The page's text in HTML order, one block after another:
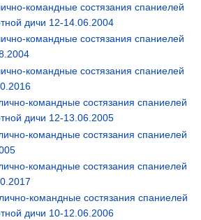
командные состязания спаниелей
дичи 12-14.06.2004
командные состязания спаниелей
командные состязания спаниелей
командные состязания спаниелей
дичи 12-13.06.2005
командные состязания спаниелей
командные состязания спаниелей
командные состязания спаниелей
дичи 10-12.06.2006